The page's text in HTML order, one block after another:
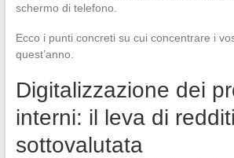
schermo di telefono.
Ecco i punti concreti su cui concentrare i
quest’anno.
Digitalizzazione dei
interni: il leva di
sottovalutata